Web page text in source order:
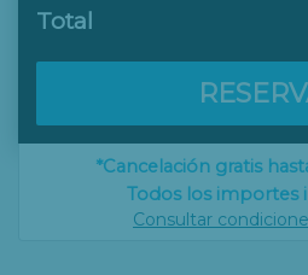
Total
*Cancelación gratis
Todos los importes
Consultar